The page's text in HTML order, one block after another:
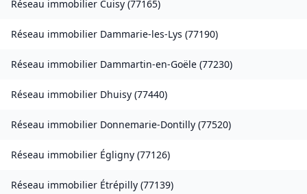
Réseau immobilier Cuisy (77165)
Réseau immobilier Dammarie-les-Lys (77190)
Réseau immobilier Dammartin-en-Goële (77230)
Réseau immobilier Dhuisy (77440)
Réseau immobilier Donnemarie-Dontilly (77520)
Réseau immobilier Égligny (77126)
Réseau immobilier Étrépilly (77139)